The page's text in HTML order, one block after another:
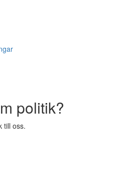
politik?
till oss.